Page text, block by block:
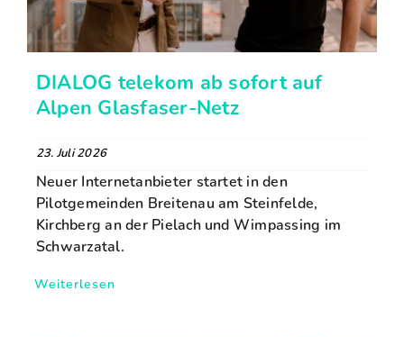
DIALOG telekom ab sofort auf
Alpen Glasfaser-Netz
23. Juli 2026
Neuer Internetanbieter startet in den
Pilotgemeinden Breitenau am Steinfelde,
Kirchberg an der Pielach und Wimpassing im
Schwarzatal.
Weiterlesen